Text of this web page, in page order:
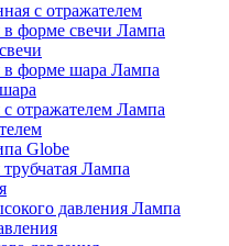
с отражателем
Лампа
Лампа
Лампа
Globe
Лампа
Лампа